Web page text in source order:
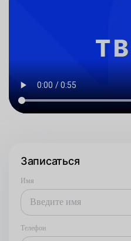
Записаться
Имя
Телефон